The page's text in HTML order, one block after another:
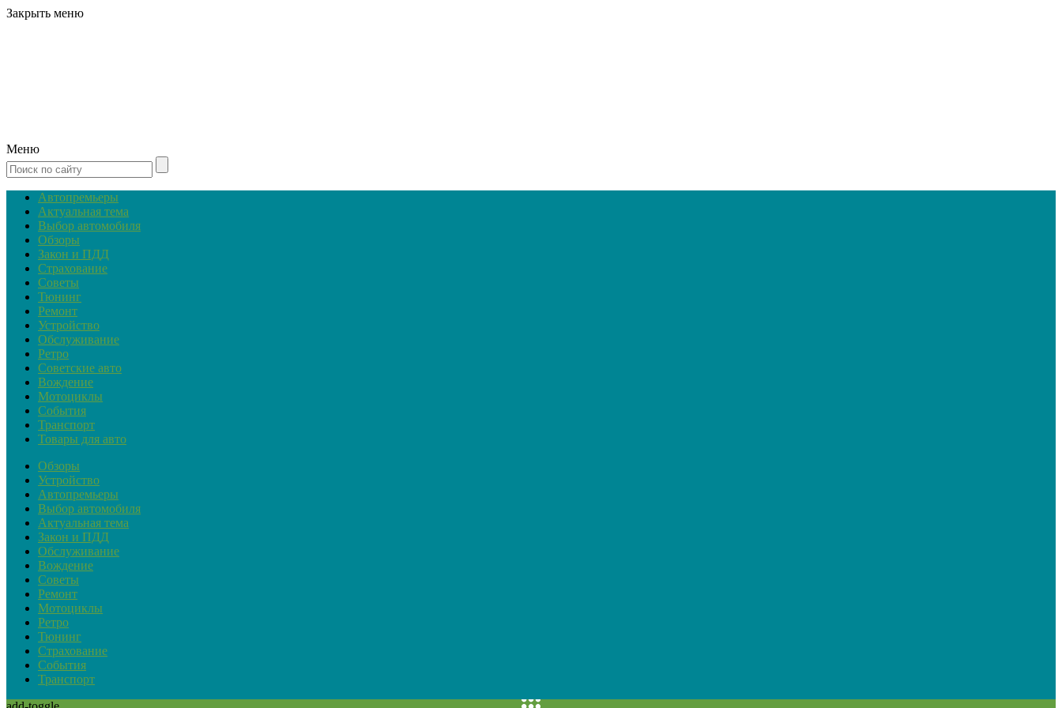
Закрыть меню
Меню
Автопремьеры
Актуальная тема
Выбор автомобиля
Обзоры
Закон и ПДД
Страхование
Советы
Тюнинг
Ремонт
Устройство
Обслуживание
Ретро
Советские авто
Вождение
Мотоциклы
События
Транспорт
Товары для авто
Обзоры
Устройство
Автопремьеры
Выбор автомобиля
Актуальная тема
Закон и ПДД
Обслуживание
Вождение
Советы
Ремонт
Мотоциклы
Ретро
Тюнинг
Страхование
События
Транспорт